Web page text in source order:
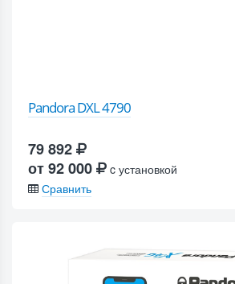
Pandora DXL 4790
79 892
от 92 000
c установкой
Сравнить